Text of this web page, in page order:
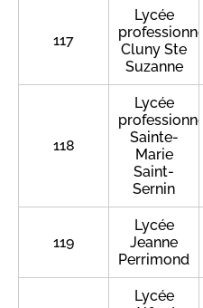
117
Lycée
professionnel
Cluny Ste
Suzanne
118
Lycée
professionnel
Sainte-
Marie
Saint-
Sernin
119
Lycée
Jeanne
Perrimond
Lycée